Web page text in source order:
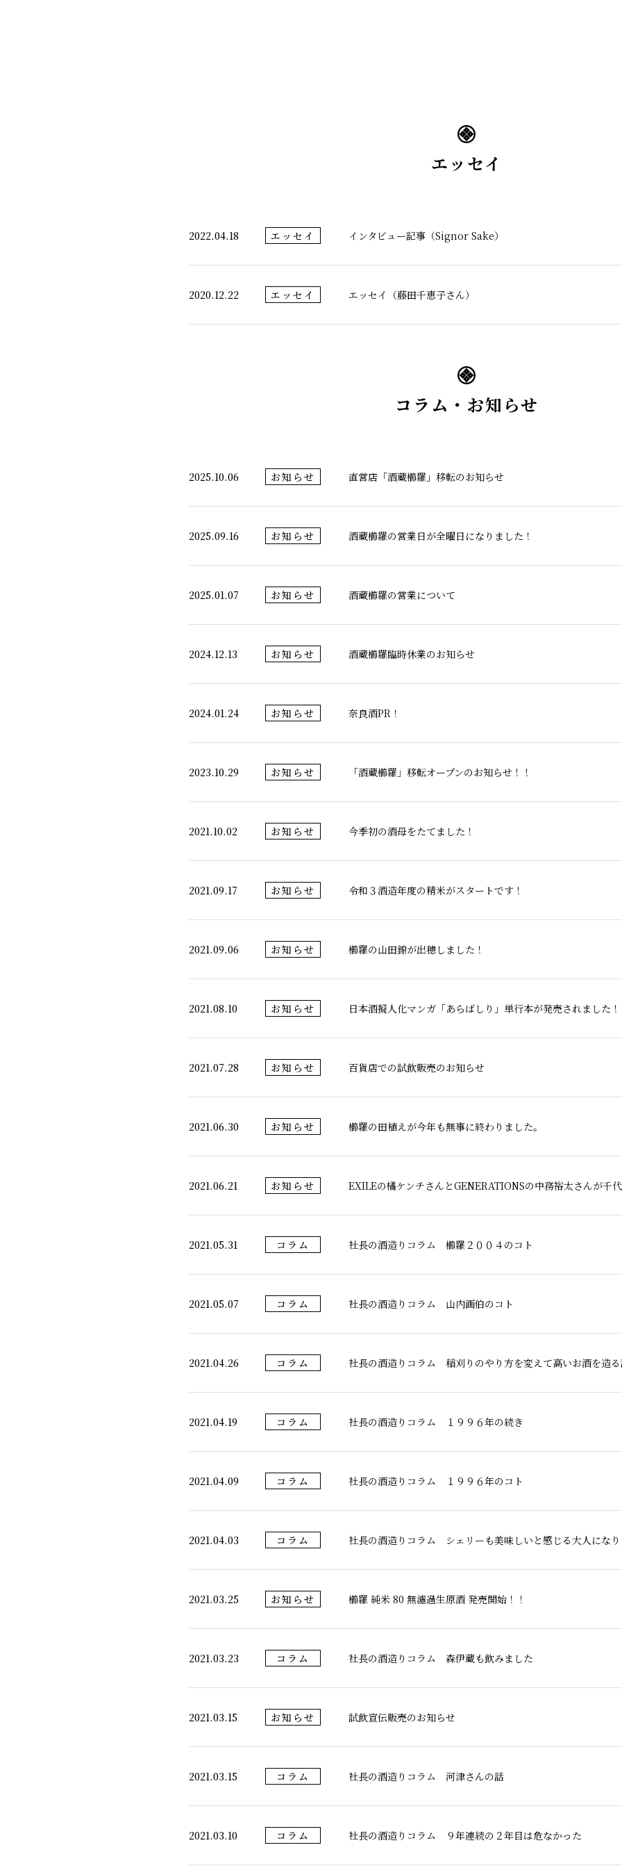
千代酒造トップ
蔵のこだわり
櫛羅
コラム・お知ら
お問い合わせ
エッセイ
2022.04.18 エッセイ インタビュー記事（Signor Sake）
2020.12.22 エッセイ エッセイ（藤田千恵子さん）
コラム・お知らせ
2025.10.06 お知らせ 直営店「酒蔵櫛羅」移転のお知らせ
2025.09.16 お知らせ 酒蔵櫛羅の営業日が全曜日になりました！
2025.01.07 お知らせ 酒蔵櫛羅の営業について
2024.12.13 お知らせ 酒蔵櫛羅臨時休業のお知らせ
2024.01.24 お知らせ 奈良酒PR！
2023.10.29 お知らせ 「酒蔵櫛羅」移転オープンのお知らせ！！
2021.10.02 お知らせ 今季初の酒母をたてました！
2021.09.17 お知らせ 令和３酒造年度の精米がスタートです！
2021.09.06 お知らせ 櫛羅の山田錦が出穂しました！
2021.08.10 お知らせ 日本酒擬人化マンガ「あらばしり」単行本が発売されました！
2021.07.28 お知らせ 百貨店での試飲販売のお知らせ
2021.06.30 お知らせ 櫛羅の田植えが今年も無事に終わりました。
2021.06.21 お知らせ EXILEの橘ケンチさんとGENERATIONSの中務裕太さんが千
2021.05.31 コラム 社長の酒造りコラム 櫛羅２００４のコト
2021.05.07 コラム 社長の酒造りコラム 山内画伯のコト
2021.04.26 コラム 社長の酒造りコラム 稲刈りのやり方を変えて高いお酒を造
2021.04.19 コラム 社長の酒造りコラム １９９６年の続き
2021.04.09 コラム 社長の酒造りコラム １９９６年のコト
2021.04.03 コラム 社長の酒造りコラム シェリーも美味しいと感じる大人にな
2021.03.25 お知らせ 櫛羅 純米 80 無濾過生原酒 発売開始！！
2021.03.23 コラム 社長の酒造りコラム 森伊蔵も飲みました
2021.03.15 お知らせ 試飲宣伝販売のお知らせ
2021.03.15 コラム 社長の酒造りコラム 河津さんの話
2021.03.10 コラム 社長の酒造りコラム ９年連続の２年目は危なかった